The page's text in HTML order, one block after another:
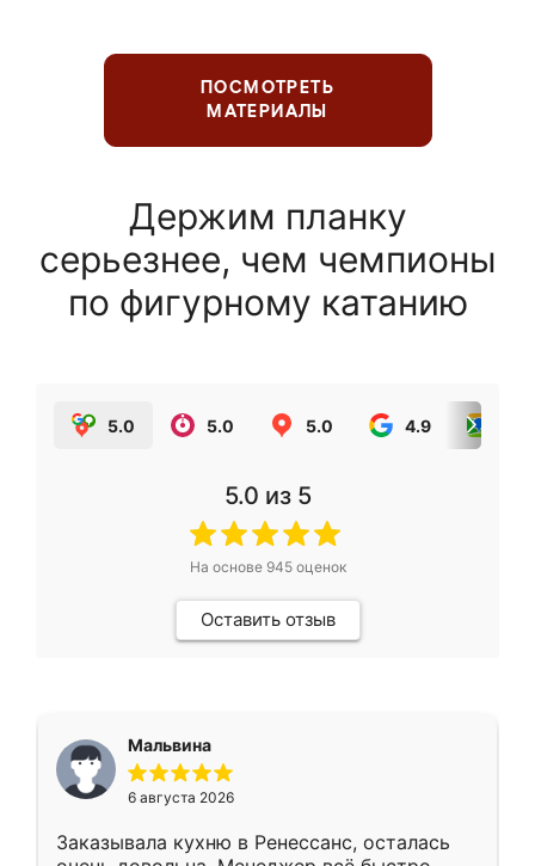
ПОСМОТРЕТЬ
МАТЕРИАЛЫ
Держим планку
серьезнее, чем чемпионы
по фигурному катанию
5.0 5.0 5.0 4.9
5.0 из 5
На основе 945оценок
Оставить отзыв
Мальвина
6 августа 2026
Заказывала кухню в Ренессанс, осталась